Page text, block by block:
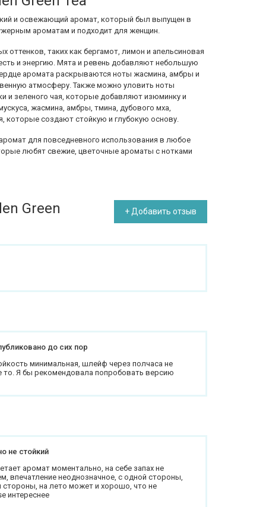
и освежающий аромат, который был выпущен в
ароматам и подходит для женщин.
оттенков, таких как бергамот, лимон и апельсиновая
и энергию. Мята и ревень добавляют небольшую
аромата раскрываются ноты жасмина, амбры и
атмосферу. Также можно уловить ноты
и зеленого чая, которые добавляют изюминку и
жасмина, амбры, тмина, дубового мха,
которые создают стойкую и глубокую основу.
для повседневного использования в любое
любят свежие, цветочные ароматы с нотками
Green + Добавить отзыв
до сих пор
минимальная, шлейф через полчаса не
то. Я бы рекомендовала попробовать версию
не стойкий
аромат моментально, на себе запах не
впечатление неоднозначное, с одной стороны,
стороны, на лето может и хорошо, что не
интереснее